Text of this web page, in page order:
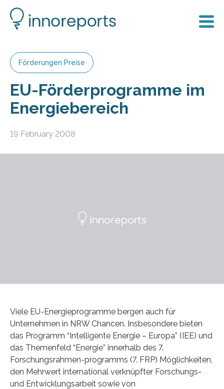
Förderungen Preise
EU-Förderprogramme im
Energiebereich
19 February 2008
Viele EU-Energieprogramme bergen auch für
Unternehmen in NRW Chancen. Insbesondere bieten
das Programm “Intelligente Energie – Europa” (IEE) und
das Themenfeld “Energie” innerhalb des 7.
Forschungsrahmen-programms (7. FRP) Möglichkeiten,
den Mehrwert international verknüpfter Forschungs-
und Entwicklungsarbeit sowie von